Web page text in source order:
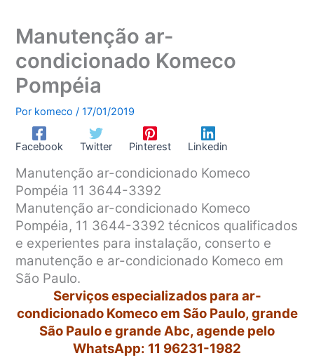
Manutenção ar-
condicionado Komeco
Pompéia
Por komeco/17/01/2019
Facebook Twitter Pinterest Linkedin
Manutenção ar-condicionado Komeco
Pompéia 11 3644-3392
Manutenção ar-condicionado Komeco
Pompéia, 11 3644-3392 técnicos qualificados
e experientes para instalação, conserto e
manutenção e ar-condicionado Komeco em
São Paulo.
Serviços especializados para ar-
condicionado Komeco em São Paulo, grande
São Paulo e grande Abc, agende pelo
WhatsApp: 11 96231-1982